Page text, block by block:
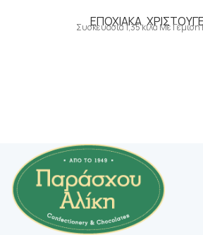
ΕΠΟΧΙΑΚΑ,
Συσκευασία 1,35 κιλά Με